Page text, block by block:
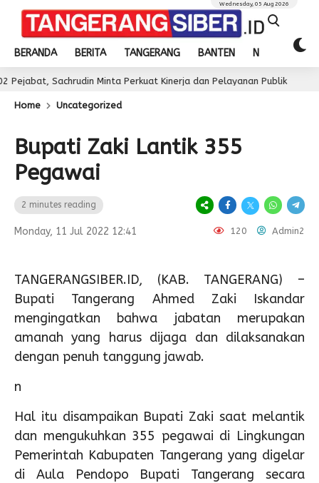
BERANDA BERITA TANGERANG BANTEN NASIONAL
Wednesday, 05 Aug 2026
Minta Perkuat Kinerja dan Pelayanan Publik 2 day ago
Home Uncategorized
Bupati Zaki Lantik 355
Pegawai
2 minutes reading
Monday, 11 Jul 2022 12:41 120 Admin2
TANGERANGSIBER.ID, (KAB. TANGERANG) –
Bupati Tangerang Ahmed Zaki Iskandar
mengingatkan bahwa jabatan merupakan
amanah yang harus dijaga dan dilaksanakan
dengan penuh tanggung jawab.
n
Hal itu disampaikan Bupati Zaki saat melantik
dan mengukuhkan 355 pegawai di Lingkungan
Pemerintah Kabupaten Tangerang yang digelar
di Aula Pendopo Bupati Tangerang secara